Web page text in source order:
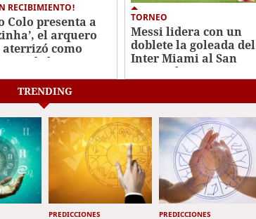
RECIBIMIENTO!
Colo presenta a
el arquero
aterrizó como
de lujo en
TORNEO
Messi lidera con un
doblete la goleada del
Inter Miami al San
Luis en la Leagues Cup
TRENDING
PREDICCIONES PREDICCIONES